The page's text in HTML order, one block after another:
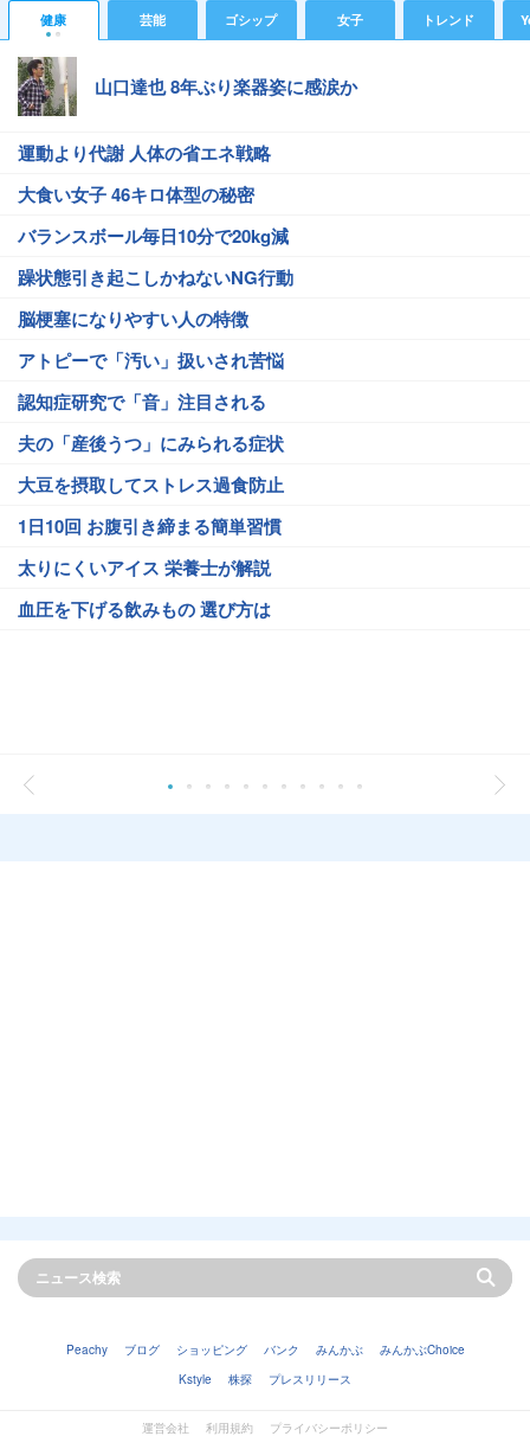
健康 芸能 ゴシップ 女子 トレンド
山口達也 8年ぶり楽器姿に感涙か
運動より代謝 人体の省エネ戦略
大食い女子 46キロ体型の秘密
バランスボール毎日10分で20kg減
躁状態引き起こしかねないNG行動
脳梗塞になりやすい人の特徴
アトピーで「汚い」扱いされ苦悩
認知症研究で「音」注目される
夫の「産後うつ」にみられる症状
大豆を摂取してストレス過食防止
1日10回 お腹引き締まる簡単習慣
太りにくいアイス 栄養士が解説
血圧を下げる飲みもの 選び方は
Peachy ブログ ショッピング バンク みんかぶ
みんかぶChoice
Kstyle
株探 プレスリリース
運営会社 利用規約 プライバシーポリシー